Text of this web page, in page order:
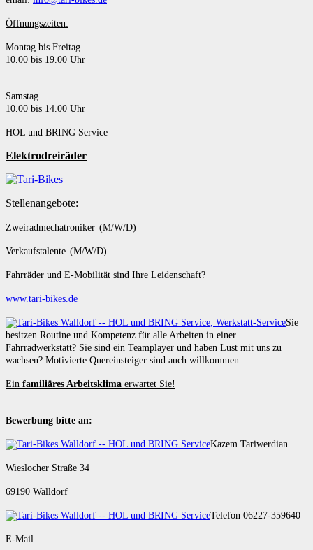
Öffnungszeiten:
Montag bis Freitag
10.00 bis 19.00 Uhr
Samstag
10.00 bis 14.00 Uhr
HOL und BRING Service
Elektrodreiräder
Stellenangebote:
Zweiradmechatroniker (M/W/D)
Verkaufstalente (M/W/D)
Fahrräder und E-Mobilität sind Ihre Leidenschaft?
www.tari-bikes.de
Sie
besitzen Routine und Kompetenz für alle Arbeiten in einer
Fahrradwerkstatt? Sie sind ein Teamplayer und haben Lust mit uns zu
wachsen? Motivierte Quereinsteiger sind auch willkommen.
Ein familiäres Arbeitsklima erwartet Sie!
Bewerbung bitte an:
Kazem Tariwerdian
Wieslocher Straße 34
69190 Walldorf
Telefon 06227-359640
E-Mail